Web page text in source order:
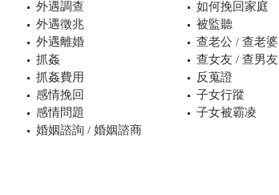
外遇調查
外遇徵兆
外遇離婚
抓姦
抓姦費用
感情挽回
感情問題
婚姻諮詢 / 婚姻諮商
如何挽回家庭
被監聽
查老公 / 查老婆
查女友 / 查男友
反蒐證
子女行蹤
子女被霸凌